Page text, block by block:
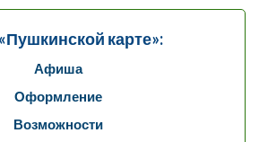
карте»:
Афиша
Оформление
Возможности